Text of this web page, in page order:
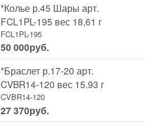
*Колье р.45 Шары арт.
FCL1PL-195 вес 18,61 г
FCL1PL-195
50 000руб.
*Браслет р.17-20 арт.
CVBR14-120 вес 15.93 г
CVBR14-120
27 370руб.